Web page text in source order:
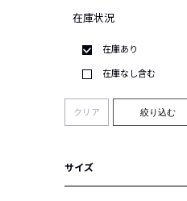
在庫状況
在庫あり
在庫なし含む
クリア 絞り込む
サイズ